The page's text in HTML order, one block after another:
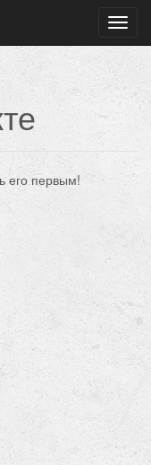
его первым!